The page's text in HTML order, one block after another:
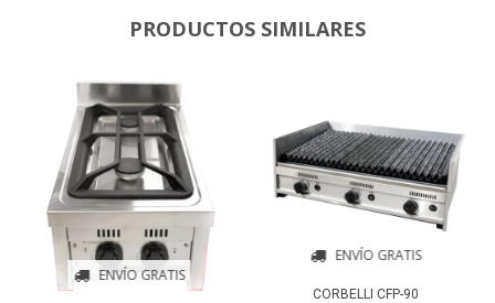
PRODUCTOS SIMILARES
ENVÍO GRATIS
ENVÍO GRATIS
CORBELLI CFP-90